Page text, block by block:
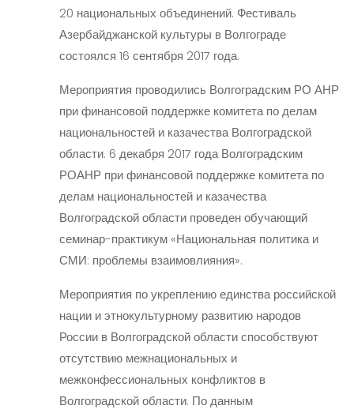
20 национальных объединений. Фестиваль
Азербайджанской культуры в Волгограде
состоялся 16 сентября 2017 года.
Мероприятия проводились Волгоградским РО АНР
при финансовой поддержке комитета по делам
национальностей и казачества Волгоградской
области. 6 декабря 2017 года Волгоградским
РОАНР при финансовой поддержке комитета по
делам национальностей и казачества
Волгоградской области проведен обучающий
семинар-практикум «Национальная политика и
СМИ: проблемы взаимовлияния».
Мероприятия по укреплению единства российской
нации и этнокультурному развитию народов
России в Волгоградской области способствуют
отсутствию межнациональных и
межконфессиональных конфликтов в
Волгоградской области. По данным